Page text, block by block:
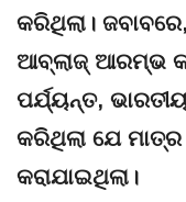
କରିଥିଲା।
ଆବ୍ଲାଜ୍ ଆରମ୍ଭ
ପର୍ଯ୍ୟନ୍ତ,
କରିଥିଲା ​​ଯେ ମାତ୍ର
କରାଯାଇଥିଲା।